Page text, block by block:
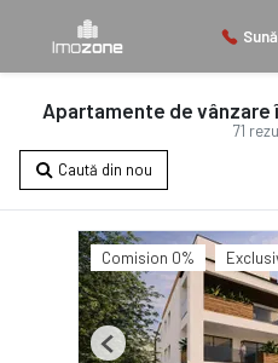
71
Apartamente de vânzare
Caută din nou
Comision 0%
Previous